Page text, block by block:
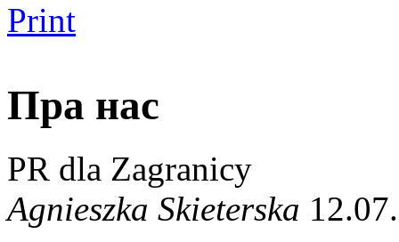
Print
Пра нас
PR dla Zagranicy
Agnieszka Skieterska